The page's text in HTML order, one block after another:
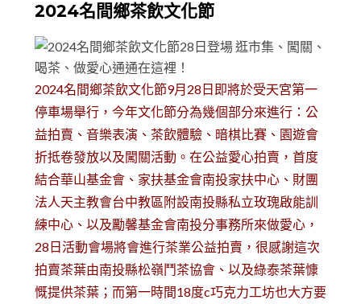
2024名間鄉茶飲文化節
2024名間鄉茶飲文化節9月28日即將於受天宮第一
停車場舉行，今年文化節分為幾個部分來進行：公
益拍賣、音樂表演、茶飲體驗、暗棋比賽、園遊會
折抵卷發放以及闖關活動。在公益愛心拍賣，首度
結合華山基金會、家扶基金會南投家扶中心、財團
法人天主教會台中教區附設南投縣私立玫瑰啟能訓
練中心、以及勵馨基金會南投分事務所來做愛心，
28日活動會場將會進行茶業公益拍賣，很感謝這次
拍賣茶葉由南投縣松嶺鬥茶協會、以及綠泰茶葉慷
慨提供茶葉；而第一時間18度c巧克力工坊也大方要